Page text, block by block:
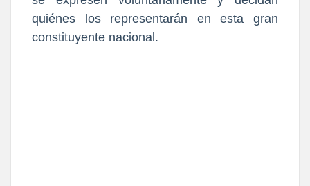
quiénes los representarán en esta gran
constituyente nacional.